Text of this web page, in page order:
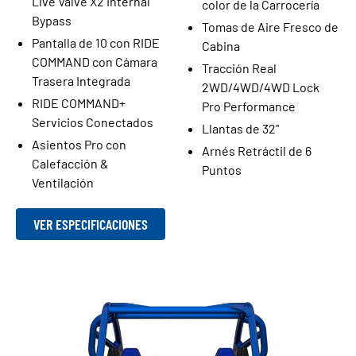
Bypass
Pantalla de 10 con RIDE
COMMAND con Cámara
Trasera Integrada
RIDE COMMAND+
Servicios Conectados
Asientos Pro con
Calefacción &
Ventilación
color de la Carrocería
Tomas de Aire Fresco de
Cabina
Tracción Real
2WD/4WD/4WD Lock
Pro Performance
Llantas de 32"
Arnés Retráctil de 6
Puntos
VER ESPECIFICACIONES